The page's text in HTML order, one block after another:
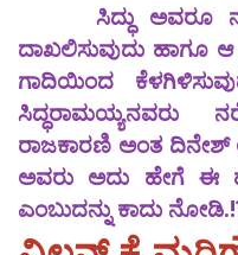
ಸಿದ್ಧು ಅವರೂ
ದಾಖಲಿಸುವುದು ಹಾಗೂ ಆ
ಗಾದಿಯಿಂದ
ಸಿದ್ಧರಾಮಯ್ಯನವರು
ರಾಜಕಾರಣಿ ಅಂತ
ಅವರು ಅದು ಹೇಗೆ ಈ
ಎಂಬುದನ್ನು ಕಾದು